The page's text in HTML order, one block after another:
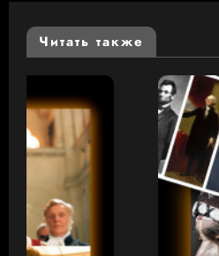
Читать также